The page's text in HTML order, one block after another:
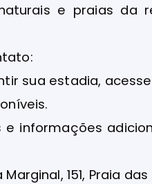
e praias da
sua estadia,
e informações
151, Praia